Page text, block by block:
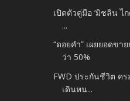
เปิดตัวคู่มือ ‘มิชลิน ไ
...
“ดอยคำ” เผยยอดข
ว่า 50%
FWD ประกันชีวิต ค
เดินหน...